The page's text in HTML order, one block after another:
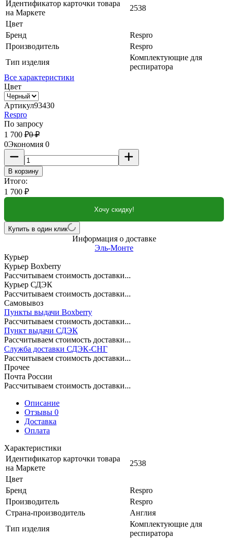
Идентификатор карточки товара
на Маркете
2538
Цвет
Бренд
Respro
Производитель
Respro
Тип изделия
Комплектующие для
респиратора
Все характеристики
Цвет
Артикул93430
Respro
По запросу
1 700 ₽0 ₽
0Экономия 0
В корзину
Итого:
1 700 ₽
Хочу скидку!
Купить в один клик
Информация о доставке
Эль-Монте
Курьер
Курьер Boxberry
Рассчитываем стоимость доставки...
Курьер СДЭК
Рассчитываем стоимость доставки...
Самовывоз
Пункты выдачи Boxberry
Рассчитываем стоимость доставки...
Пункт выдачи СДЭК
Рассчитываем стоимость доставки...
Служба доставки СДЭК-СНГ
Рассчитываем стоимость доставки...
Прочее
Почта России
Рассчитываем стоимость доставки...
Описание
Отзывы 0
Доставка
Оплата
Характеристики
Идентификатор карточки товара
на Маркете
2538
Цвет
Бренд
Respro
Производитель
Respro
Страна-производитель
Англия
Тип изделия
Комплектующие для
респиратора